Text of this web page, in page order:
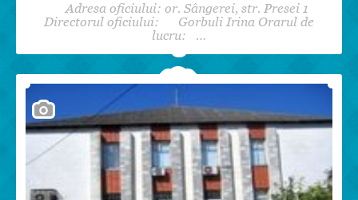
Adresa oficiului: or. Sângerei, str. Presei 1
Directorul oficiului: Gorbuli Irina Orarul de
lucru: …